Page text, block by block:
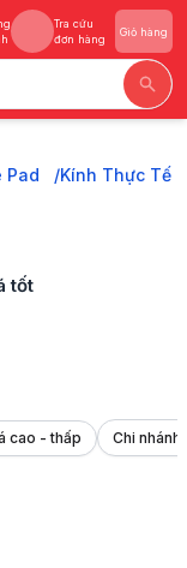
Tra cứu
đơn hàng
Giỏ hàng
Tra cứu
tại HACOM. Hỗ trợ
Pad Kính Thực Tế
tốt
cao - thấp